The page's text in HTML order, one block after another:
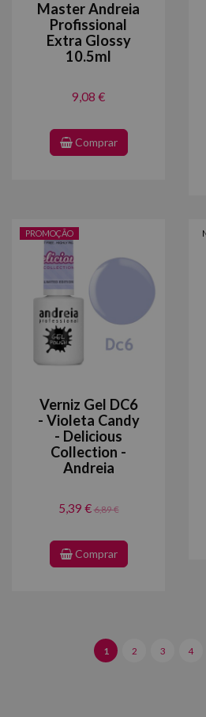
Master Andreia
Profissional
Extra Glossy
10.5ml
9,08 €
Comprar
PROMOÇÃO
Verniz Gel DC6
- Violeta Candy
- Delicious
Collection -
Andreia
5,39 €6,89 €
Comprar
1 2 3 4